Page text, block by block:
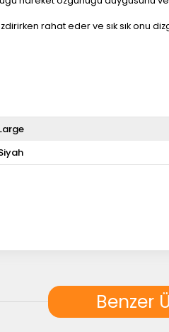
rahat eder ve sık sık onu
Benzer